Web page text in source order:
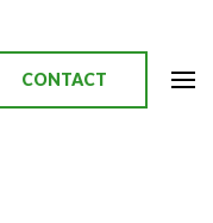
CONTACT